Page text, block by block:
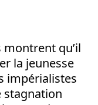
qu’il
la jeunesse
impérialistes
stagnation